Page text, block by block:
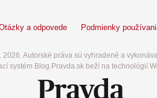
a odpovede Podmienky
2026. Autorské práva sú vyhradené a
systém Blog.Pravda.sk beží na technológií